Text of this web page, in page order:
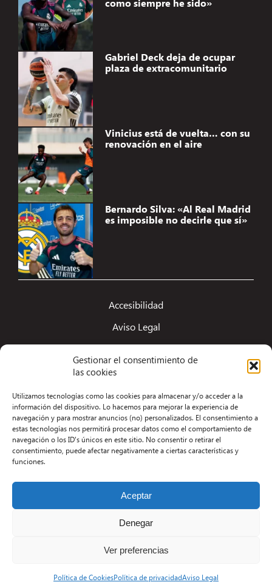
Gestionar el consentimiento de
las cookies
Utilizamos tecnologías como las cookies para almacenar y/o acceder a la
información del dispositivo. Lo hacemos para mejorar la experiencia de
navegación y para mostrar anuncios (no) personalizados. El consentimiento a
estas tecnologías nos permitirá procesar datos como el comportamiento de
navegación o los ID's únicos en este sitio. No consentir o retirar el
consentimiento, puede afectar negativamente a ciertas características y
funciones.
Aceptar
Denegar
Ver preferencias
Política de CookiesPolítica de privacidadAviso Legal
como siempre he sido»
Gabriel Deck deja de ocupar
plaza de extracomunitario
Vinicius está de vuelta… con su
renovación en el aire
Bernardo Silva: «Al Real Madrid
es imposible no decirle que sí»
Accesibilidad
Aviso Legal
Términos y condiciones
Política de privacidad
Redacción
Contacto
Desarrollo Web por Kiwop